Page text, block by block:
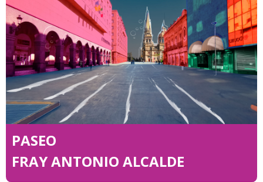
PASEO
FRAY ANTONIO ALCALDE